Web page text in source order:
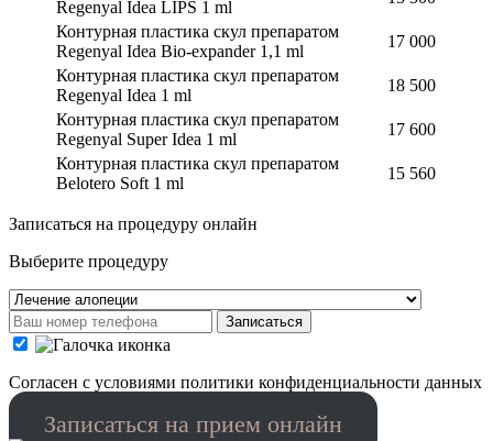
Regenyal Idea LIPS 1 ml
Контурная пластика скул препаратом
Regenyal Idea Bio-expander 1,1 ml
17 000
Контурная пластика скул препаратом
Regenyal Idea 1 ml
18 500
Контурная пластика скул препаратом
Regenyal Super Idea 1 ml
17 600
Контурная пластика скул препаратом
Belotero Soft 1 ml
15 560
Записаться на процедуру онлайн
Выберите процедуру
Записаться
Cогласен с условиями политики конфиденциальности данных
Записаться на прием онлайн